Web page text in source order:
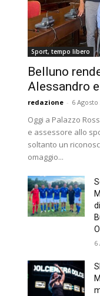
Sport, tempo libero
Belluno
Alessandro
redazione - 6 Agosto
Oggi a Palazzo
e assessore allo
soltanto un
omaggio...
6